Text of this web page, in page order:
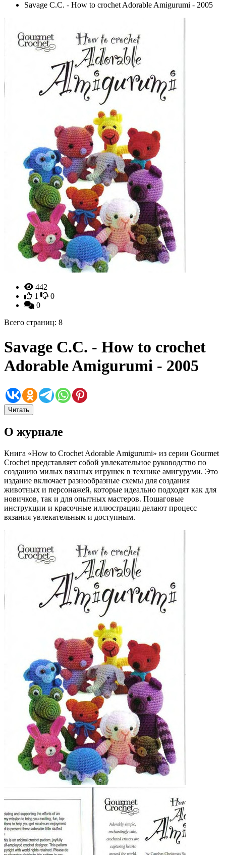
Savage C.C. - How to crochet Adorable Amigurumi - 2005
442
1
0
0
Всего страниц: 8
Savage C.C. - How to crochet
Adorable Amigurumi - 2005
Читать
О журнале
Книга «How to Crochet Adorable Amigurumi» из серии Gourmet
Crochet представляет собой увлекательное руководство по
созданию милых вязаных игрушек в технике амигуруми. Это
издание включает разнообразные схемы для создания
животных и персонажей, которые идеально подходят как для
новичков, так и для опытных мастеров. Пошаговые
инструкции и красочные иллюстрации делают процесс
вязания увлекательным и доступным.